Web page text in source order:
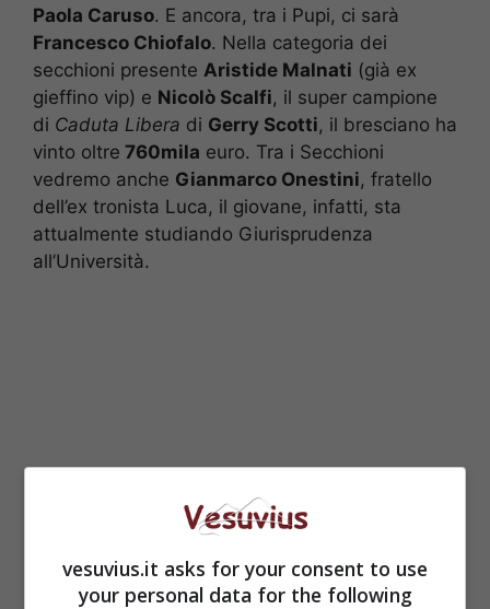
Paola Caruso. E ancora, tra i Pupi, ci sarà
Francesco Chiofalo. Nella categoria dei
secchioni presente Aristide Malnati (già ex
gieffino vip) e Nicolò Scalfi, il super campione
di Caduta Libera di Gerry Scotti, il bresciano ha
vinto oltre 760mila euro. Tra i Secchioni
vedremo anche Gianmarco Onestini, fratello
dell’ex tronista Luca, il giovane, infatti, sta
attualmente studiando Giurisprudenza
all’Università.
vesuvius.it asks for your consent to use
your personal data for the following